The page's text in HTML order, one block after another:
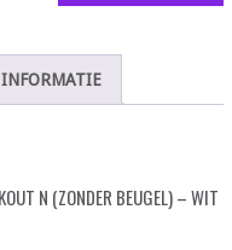
N (ZONDER BEUGEL) – WIT